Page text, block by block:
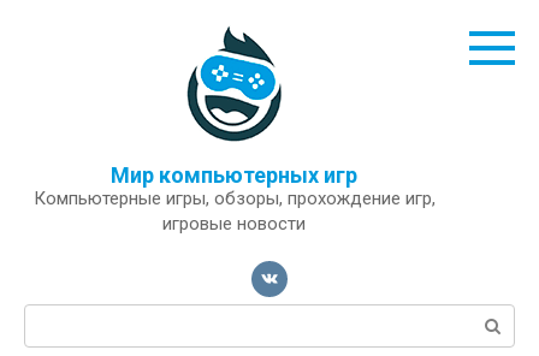
Мир компьютерных игр
Компьютерные игры, обзоры, прохождение игр,
игровые новости
Поиск: